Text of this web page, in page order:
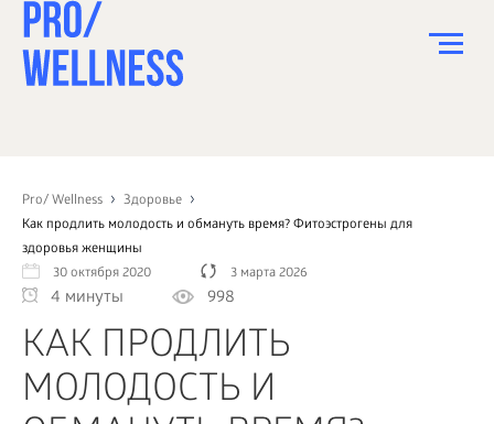
Pro/ Wellness
Здоровье
Как продлить молодость и обмануть время? Фитоэстрогены для
здоровья женщины
30 октября 2020
3 марта 2026
4 минуты 998
КАК ПРОДЛИТЬ
МОЛОДОСТЬ И
СПОРТ
ЗДОРОВЬЕ
КРАСОТА
ПСИХОЛОГИЯ
ДЕТИ